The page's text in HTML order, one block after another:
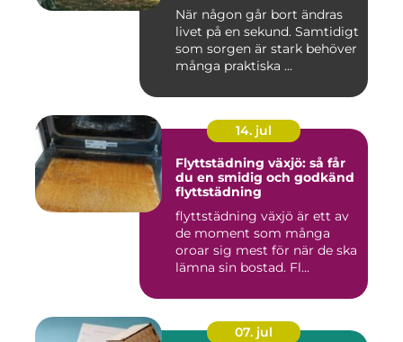
När någon går bort ändras
livet på en sekund. Samtidigt
som sorgen är stark behöver
många praktiska ...
14. jul
Flyttstädning växjö: så får
du en smidig och godkänd
flyttstädning
flyttstädning växjö är ett av
de moment som många
oroar sig mest för när de ska
lämna sin bostad. Fl...
07. jul